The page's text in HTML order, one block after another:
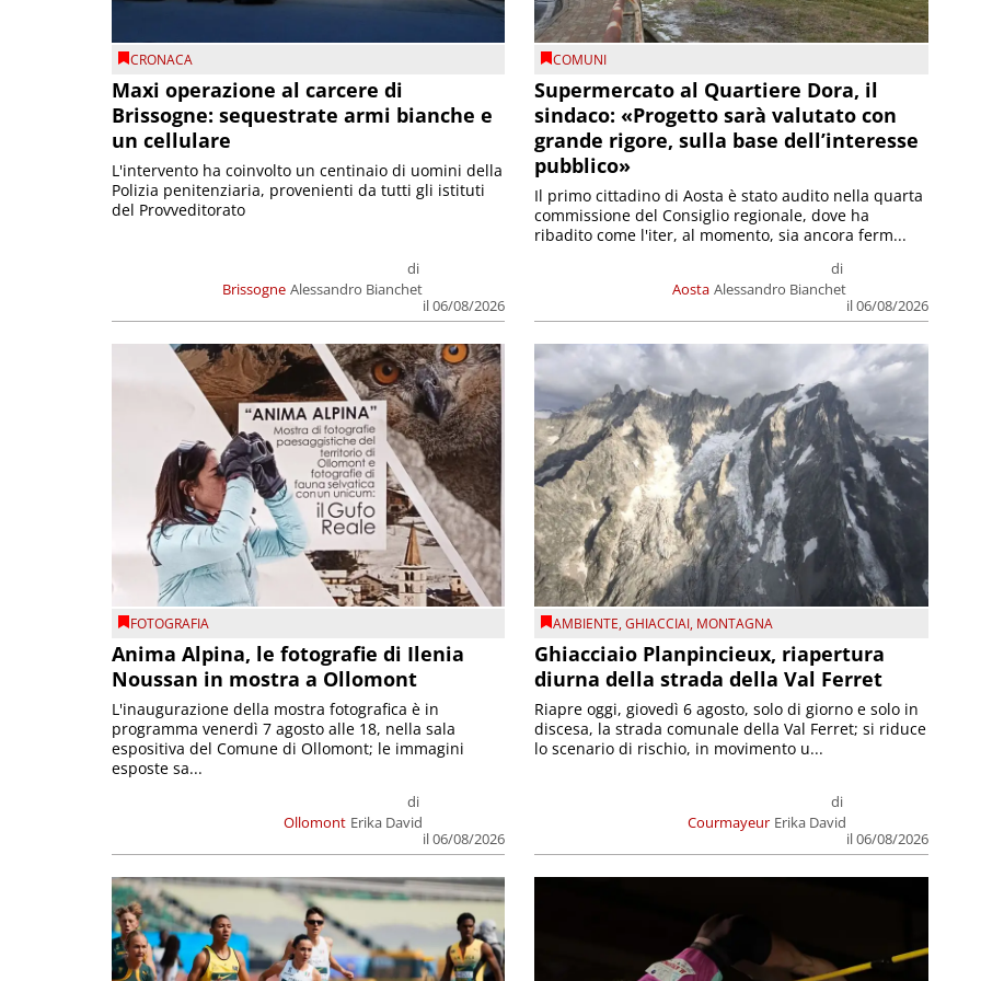
CRONACA
Maxi operazione al carcere di
Brissogne: sequestrate armi bianche e
un cellulare
Brissogne
di
Alessandro Bianchet
il 06/08/2026
L'intervento ha coinvolto un centinaio di uomini della
Polizia penitenziaria, provenienti da tutti gli istituti
del Provveditorato
COMUNI
Supermercato al Quartiere Dora, il
sindaco: «Progetto sarà valutato con
grande rigore, sulla base dell’interesse
pubblico»
Aosta
di
Alessandro Bianchet
il 06/08/2026
Il primo cittadino di Aosta è stato audito nella quarta
commissione del Consiglio regionale, dove ha
ribadito come l'iter, al momento, sia ancora ferm...
FOTOGRAFIA
Anima Alpina, le fotografie di Ilenia
Noussan in mostra a Ollomont
Ollomont
di
Erika David
il 06/08/2026
L'inaugurazione della mostra fotografica è in
programma venerdì 7 agosto alle 18, nella sala
espositiva del Comune di Ollomont; le immagini
esposte sa...
AMBIENTE,GHIACCIAI, MONTAGNA
Ghiacciaio Planpincieux, riapertura
diurna della strada della Val Ferret
Courmayeur
di
Erika David
il 06/08/2026
Riapre oggi, giovedì 6 agosto, solo di giorno e solo in
discesa, la strada comunale della Val Ferret; si riduce
lo scenario di rischio, in movimento u...